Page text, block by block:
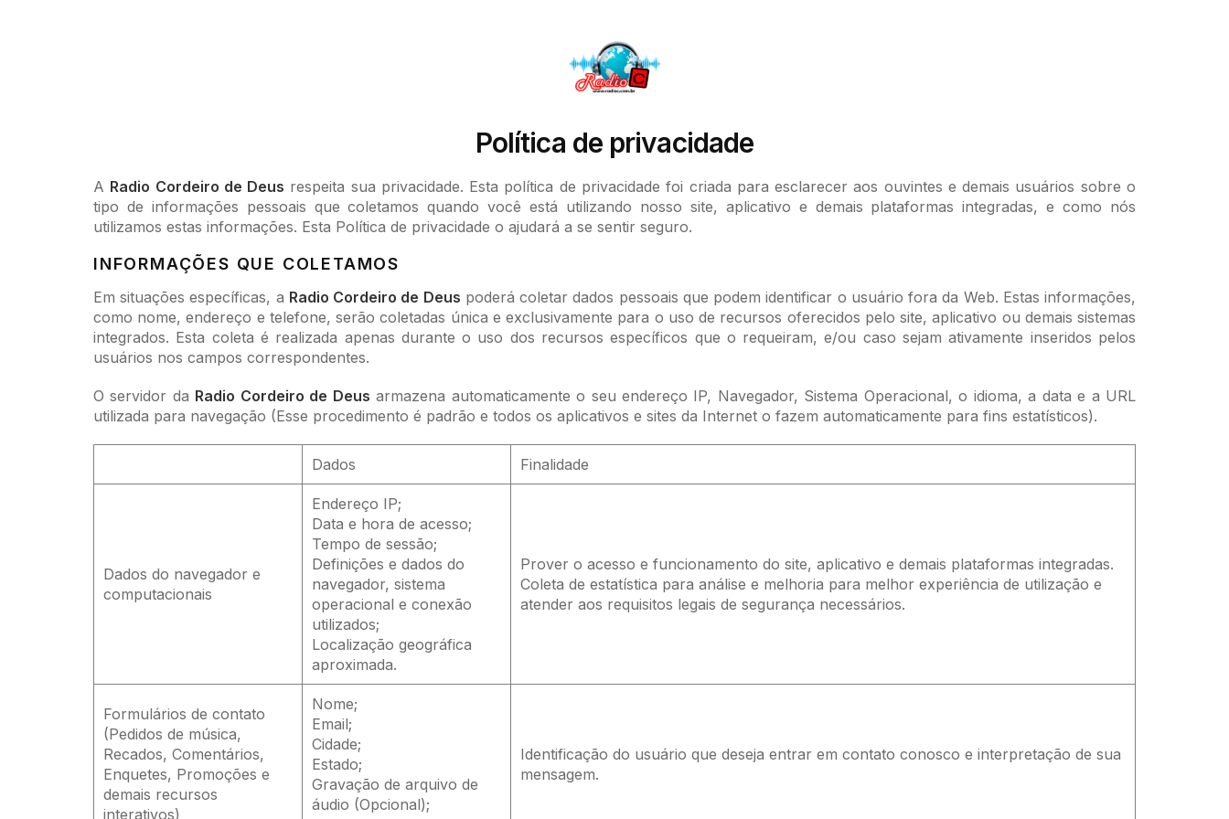
Política de privacidade
A Radio Cordeiro de Deus respeita sua privacidade. Esta política de privacidade foi criada para esclarecer aos ouvintes e demais usuários sobre o
tipo de informações pessoais que coletamos quando você está utilizando nosso site, aplicativo e demais plataformas integradas, e como nós
utilizamos estas informações. Esta Política de privacidade o ajudará a se sentir seguro.
INFORMAÇÕES QUE COLETAMOS
Em situações específicas, a Radio Cordeiro de Deus poderá coletar dados pessoais que podem identificar o usuário fora da Web. Estas informações,
como nome, endereço e telefone, serão coletadas única e exclusivamente para o uso de recursos oferecidos pelo site, aplicativo ou demais sistemas
integrados. Esta coleta é realizada apenas durante o uso dos recursos específicos que o requeiram, e/ou caso sejam ativamente inseridos pelos
usuários nos campos correspondentes.
O servidor da Radio Cordeiro de Deus armazena automaticamente o seu endereço IP, Navegador, Sistema Operacional, o idioma, a data e a URL
utilizada para navegação (Esse procedimento é padrão e todos os aplicativos e sites da Internet o fazem automaticamente para fins estatísticos).
Dados Finalidade
Dados do navegador e
computacionais
Endereço IP;
Data e hora de acesso;
Tempo de sessão;
Definições e dados do
navegador, sistema
operacional e conexão
utilizados;
Localização geográfica
aproximada.
Prover o acesso e funcionamento do site, aplicativo e demais plataformas integradas.
Coleta de estatística para análise e melhoria para melhor experiência de utilização e
atender aos requisitos legais de segurança necessários.
Formulários de contato
(Pedidos de música,
Recados, Comentários,
Enquetes, Promoções e
demais recursos
interativos)
Nome;
Email;
Cidade;
Estado;
Gravação de arquivo de
áudio (Opcional);
Identificação do usuário que deseja entrar em contato conosco e interpretação de sua
mensagem.